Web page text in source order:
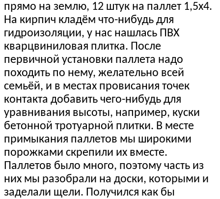
прямо на землю, 12 штук на паллет 1,5х4.
На кирпич кладём что-нибудь для
гидроизоляции, у нас нашлась ПВХ
кварцвиниловая плитка. После
первичной установки паллета надо
походить по нему, желательно всей
семьёй, и в местах провисания точек
контакта добавить чего-нибудь для
уравнивания высоты, например, куски
бетонной тротуарной плитки. В месте
примыкания паллетов мы широкими
порожками скрепили их вместе.
Паллетов было много, поэтому часть из
них мы разобрали на доски, которыми и
заделали щели. Получился как бы